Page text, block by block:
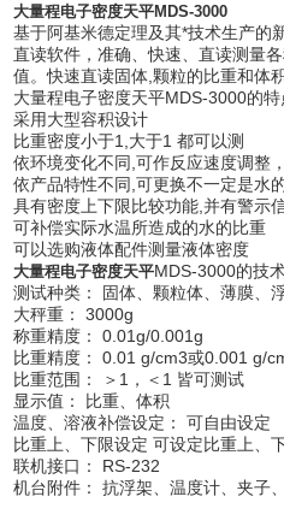
大量程电子密度天平MDS-3000
基于阿基米德定理及其*技术生产的
直读软件，准确、快速、直读测量
值。快速直读固体,颗粒的比重和体积
大量程电子密度天平MDS-3000的特
采用大型容积设计
比重密度小于1,大于1 都可以测
依环境变化不同,可作反应速度调整，
依产品特性不同,可更换不一定是水
具有密度上下限比较功能,并有警示
可补偿实际水温所造成的水的比重
可以选购液体配件测量液体密度
大量程电子密度天平MDS-3000的技
测试种类： 固体、颗粒体、薄膜、
大秤重： 3000g
称重精度： 0.01g/0.001g
比重精度： 0.01 g/cm3或0.001 g/
比重范围： ＞1，＜1 皆可测试
显示值： 比重、体积
温度、溶液补偿设定： 可自由设定
比重上、下限设定 可设定比重上、
联机接口： RS-232
机台附件： 抗浮架、温度计、夹子